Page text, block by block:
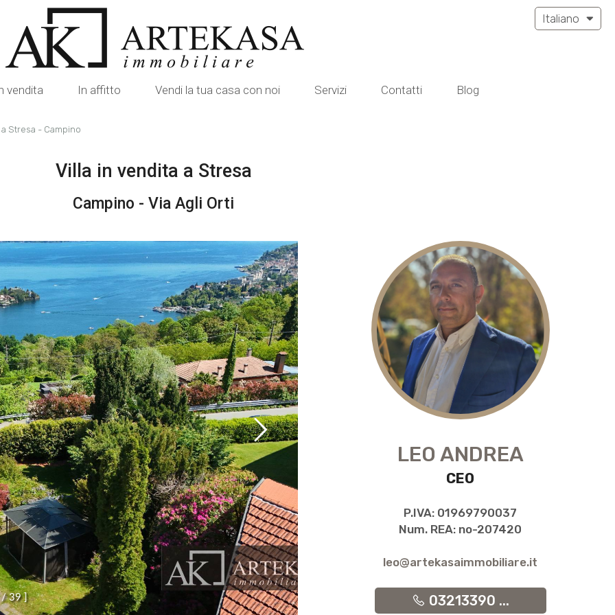
vendita In affitto Vendi la tua casa con noi Servizi Contatti Blog
Italiano
Stresa - Campino
Villa in vendita a Stresa
Campino - Via Agli Orti
/ 39 ]
LEO ANDREA
CEO
P.IVA: 01969790037
Num. REA: no-207420
leo@artekasaimmobiliare.it
03213390 ...